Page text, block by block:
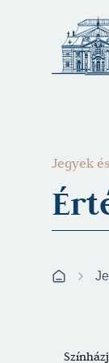
Jegyek